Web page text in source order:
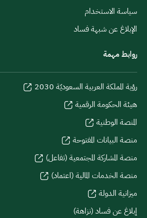
سياسة الاستخدام
الإبلاغ عن شبهة فساد
روابط مهمة
رؤية المملكة العربية السعوديّة 2030
هيئة الحكومة الرقمية
المنصة الوطنية
منصة البيانات المفتوحة
منصة المشاركة المجتمعية (تفاعل)
منصة الخدمات المالية (اعتماد)
ميزانية الدولة
إبلاغ عن فساد (نزاهة)